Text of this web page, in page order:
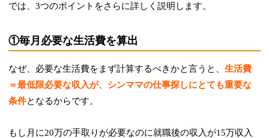
では、3つのポイントをさらに詳しく説明します。
①毎月必要な生活費を算出
なぜ、必要な生活費をまず計算するべきかと言うと、生活費
＝最低限必要な収入が、シンママの仕事探しにとても重要な
条件となるからです。
もし月に20万の手取りが必要なのに就職後の収入が15万収入